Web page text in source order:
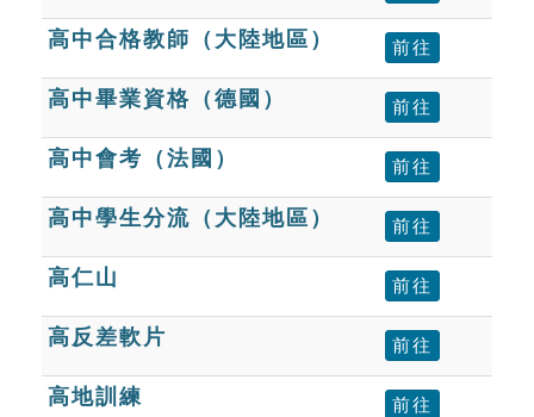
遊戲專區
教學應用
貓頭鷹博士
高中合格教師（大陸地區） 前往
高中畢業資格（德國） 前往
高中會考（法國） 前往
高中學生分流（大陸地區） 前往
高仁山 前往
高反差軟片 前往
高地訓練 前往